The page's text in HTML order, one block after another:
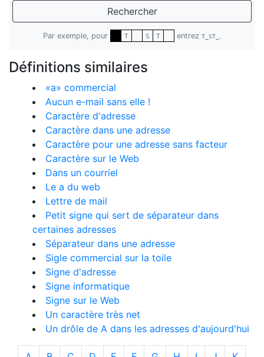
Rechercher
Par exemple, pour T S T entrez T_ST_ .
Définitions similaires
«a» commercial
Aucun e-mail sans elle !
Caractère d'adresse
Caractère dans une adresse
Caractère pour une adresse sans facteur
Caractère sur le Web
Dans un courriel
Le a du web
Lettre de mail
Petit signe qui sert de séparateur dans
certaines adresses
Séparateur dans une adresse
Sigle commercial sur la toile
Signe d'adresse
Signe informatique
Signe sur le Web
Un caractère très net
Un drôle de A dans les adresses d'aujourd'hui